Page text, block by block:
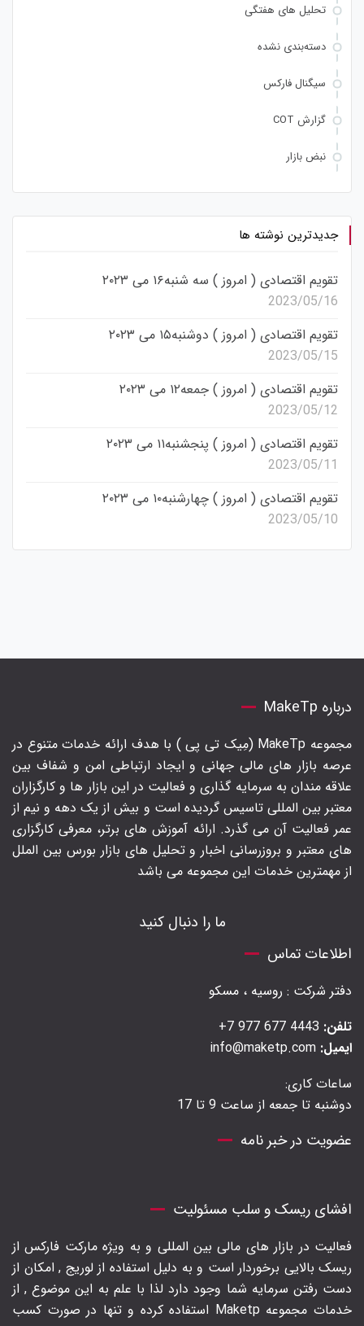
تحلیل های هفتگی
دسته‌بندی نشده
سیگنال فارکس
گزارش COT
نبض بازار
جدیدترین نوشته ها
تقویم اقتصادی ( امروز ) سه شنبه۱۶ می ۲۰۲۳
2023/05/16
تقویم اقتصادی ( امروز ) دوشنبه۱۵ می ۲۰۲۳
2023/05/15
تقویم اقتصادی ( امروز ) جمعه۱۲ می ۲۰۲۳
2023/05/12
تقویم اقتصادی ( امروز ) پنجشنبه۱۱ می ۲۰۲۳
2023/05/11
تقویم اقتصادی ( امروز ) چهارشنبه۱۰ می ۲۰۲۳
2023/05/10
درباره MakeTp
مجموعه MakeTp (مِیک تی پی ) با هدف ارائه خدمات متنوع در
عرصه بازار های مالی جهانی و ایجاد ارتباطی امن و شفاف بین
علاقه مندان به سرمایه گذاری و فعالیت در این بازار ها و کارگزاران
معتبر بین المللی تاسیس گردیده است و بیش از یک دهه و نیم از
عمر فعالیت آن می گذرد. ارائه آموزش های برتر‍، معرفی کارگزاری
های معتبر و بروزرسانی اخبار و تحلیل های بازار بورس بین الملل
از مهمترین خدمات این مجموعه می باشد
ما را دنبال کنید
اطلاعات تماس
دفتر شرکت : روسیه ، مسکو
تلفن:
ایمیل:
ساعات کاری:
دوشنبه تا جمعه از ساعت 9 تا 17
عضویت در خبر نامه
افشای ریسک و سلب مسئولیت
فعالیت در بازار های مالی بین المللی و به ویژه مارکت فارکس از
ریسک بالایی برخوردار است و به دلیل استفاده از لوریج , امکان از
دست رفتن سرمایه شما وجود دارد لذا با علم به این موضوع , از
خدمات مجموعه Maketp استفاده کرده و تنها در صورت کسب